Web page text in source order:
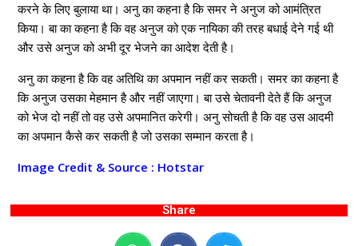
करने के लिए बुलाया था। अनु का कहना है कि समर ने अनुज को आमंत्रित
किया। बा का कहना है कि वह अनुज को एक नायिका की तरह बधाई देने गई थी
और उसे अनुज को अभी दूर भेजने का आदेश देती है।
अनु का कहना है कि वह अतिथि का अपमान नहीं कर सकती। समर का कहना है
कि अनुज उसका मेहमान है और नहीं जाएगा। बा उसे चेतावनी देते हैं कि अनुज
को भेज दो नहीं तो वह उसे अपमानित करेगी। अनु सोचती है कि वह उस आदमी
का अपमान कैसे कर सकती है जो उसका सम्मान करता है।
Image Credit & Source : Hotstar
Share